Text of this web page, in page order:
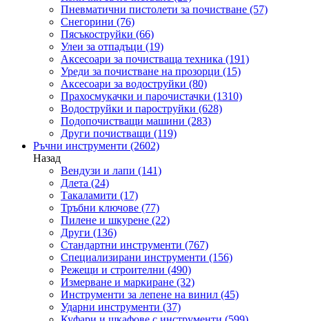
Пневматични пистолети за почистване (57)
Снегорини (76)
Пясъкоструйки (66)
Улеи за отпадъци (19)
Аксесоари за почистваща техника (191)
Уреди за почистване на прозорци (15)
Аксесоари за водоструйки (80)
Прахосмукачки и парочистачки (1310)
Водоструйки и пароструйки (628)
Подопочистващи машини (283)
Други почистващи (119)
Ръчни инструменти (2602)
Назад
Вендузи и лапи (141)
Длета (24)
Такаламити (17)
Тръбни ключове (77)
Пилене и шкурене (22)
Други (136)
Стандартни инструменти (767)
Специализирани инструменти (156)
Режещи и строителни (490)
Измерване и маркиране (32)
Инструменти за лепене на винил (45)
Ударни инструменти (37)